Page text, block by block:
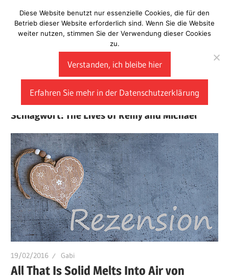
Inhalt
springen
Laberladen
Schlagwort: The Lives of Remy and Michael
19/02/2016 Gabi
All That Is Solid Melts Into Air von
Diese Website benutzt nur essenzielle Cookies, die für den
Betrieb dieser Website erforderlich sind. Wenn Sie die Website
weiter nutzen, stimmen Sie der Verwendung dieser Cookies
zu.
Verstanden, ich bleibe hier
Erfahren Sie mehr in der Datenschutzerklärung